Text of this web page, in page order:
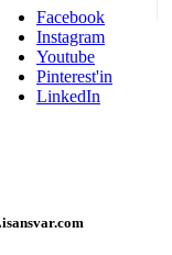
Facebook
Instagram
Youtube
Pinterest'in
LinkedIn